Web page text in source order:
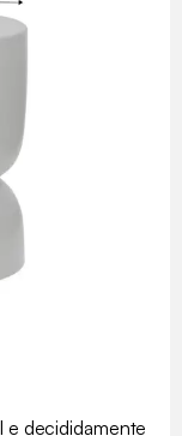
e decididamente